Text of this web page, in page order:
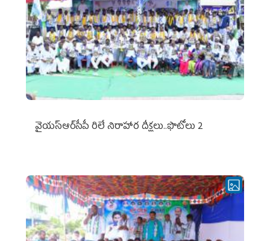
వైయ‌స్ఆర్‌సీపీ రిలే నిరాహార దీక్షలు..ఫొటోలు 2